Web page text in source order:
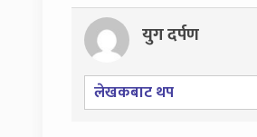
युग दर्पण
लेखकबाट थप